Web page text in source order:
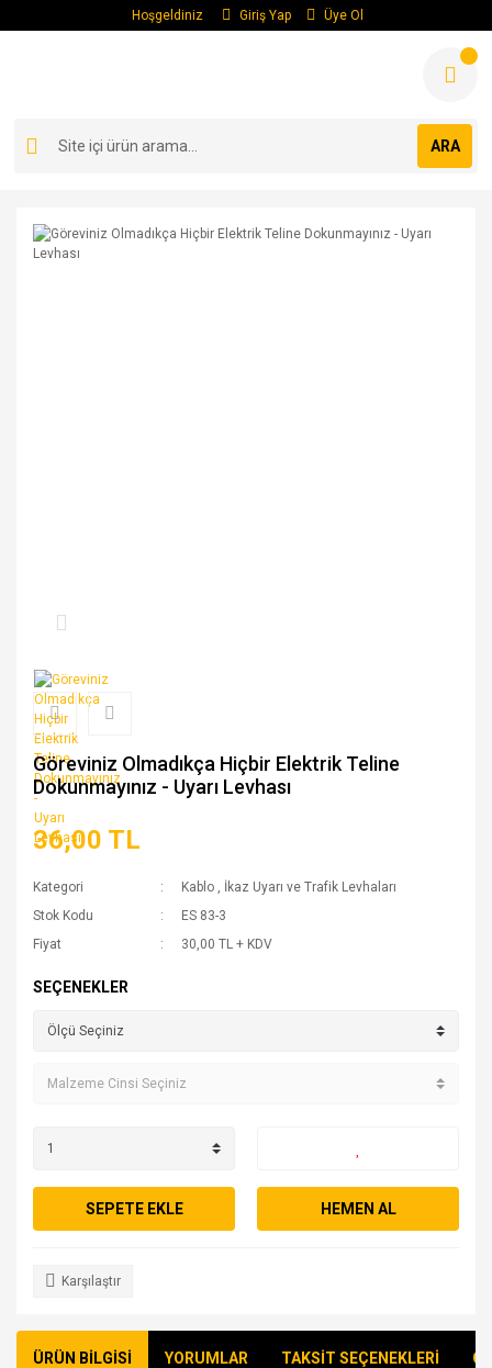
Hoşgeldiniz Giriş Yap Üye Ol
ARA
Göreviniz Olmadıkça Hiçbir Elektrik Teline
Dokunmayınız - Uyarı Levhası
36,00 TL
Kategori Kablo , İkaz Uyarı ve Trafik Levhaları
Stok Kodu
ES 83-3
Fiyat
30,00 TL + KDV
SEÇENEKLER
SEPETE EKLE HEMEN AL
Karşılaştır
ÜRÜN BİLGİSİ YORUMLAR TAKSİT SEÇENEKLERİ